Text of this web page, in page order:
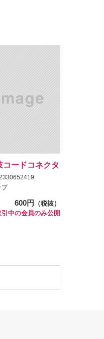
ードコネクタ
プ
600円
（税抜）
引中の会員のみ公開